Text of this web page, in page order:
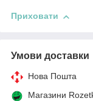
Приховати
Умови доставки
Нова Пошта
Магазини